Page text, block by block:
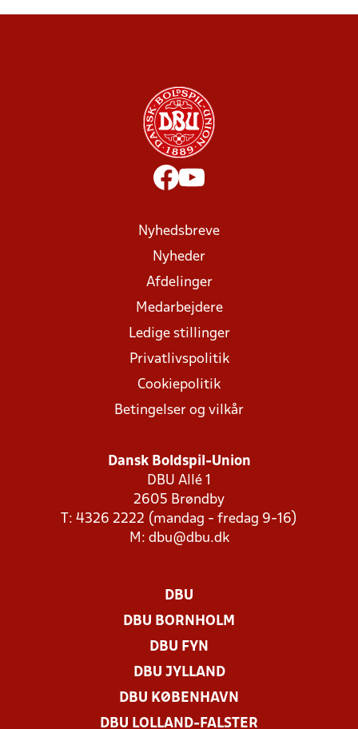
Nyhedsbreve
Nyheder
Afdelinger
Medarbejdere
Ledige stillinger
Privatlivspolitik
Cookiepolitik
Betingelser og vilkår
Dansk Boldspil-Union
DBU Allé 1
2605 Brøndby
T: 4326 2222 (mandag - fredag 9-16)
M: dbu@dbu.dk
DBU
DBU BORNHOLM
DBU FYN
DBU JYLLAND
DBU KØBENHAVN
DBU LOLLAND-FALSTER